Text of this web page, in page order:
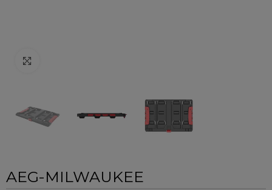
AEG-MILWAUKEE